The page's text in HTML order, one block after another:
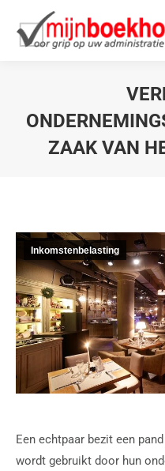
ZAAK VAN
Inkomstenbelasting
Een echtpaar bezit een
wordt gebruikt door hun